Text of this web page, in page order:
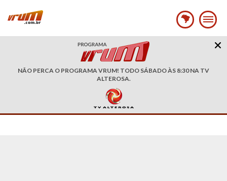
NÃO PERCA O PROGRAMA VRUM! TODO SÁBADO ÀS 8:30 NA TV
ALTEROSA.